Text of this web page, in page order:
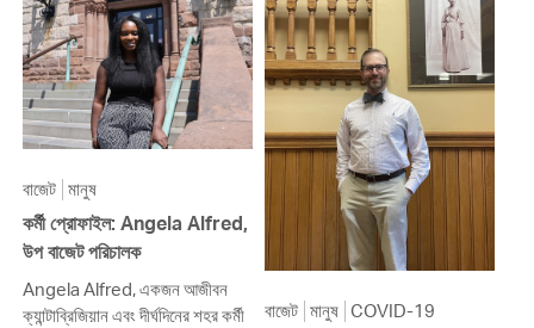
বাজেট মানুষ
কর্মী প্রোফাইল: Angela Alfred,
উপ বাজেট পরিচালক
Angela Alfred, একজন আজীবন
ক্যান্টাব্রিজিয়ান এবং দীর্ঘদিনের শহর কর্মী
বাজেট মানুষ COVID-19